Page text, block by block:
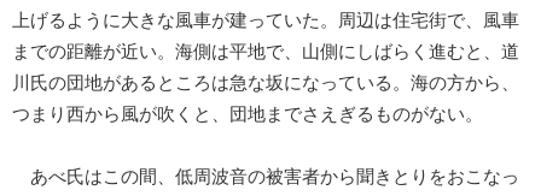
上げるように大きな風車が建っていた。周辺は住宅街で、風車
までの距離が近い。海側は平地で、山側にしばらく進むと、道
川氏の団地があるところは急な坂になっている。海の方から、
つまり西から風が吹くと、団地までさえぎるものがない。
あべ氏はこの間、低周波音の被害者から聞きとりをおこなっ